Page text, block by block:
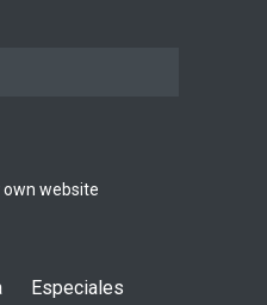
BB de la
Dale Mixx 2026:
ARTICULO Conciertos
website
Especiales